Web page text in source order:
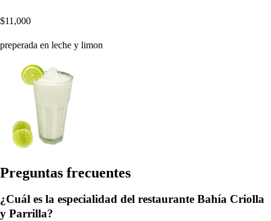
$11,000
preperada en leche y limon
Preguntas frecuentes
¿Cuál es la especialidad del restaurante Bahía Criolla
y Parrilla?